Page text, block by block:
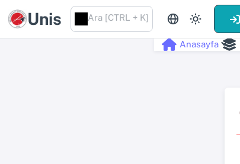
Unis Ara [CTRL + K]
Anasayfa